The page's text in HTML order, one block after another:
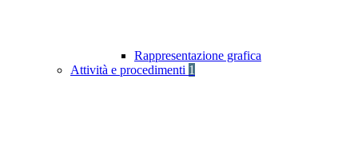
Rappresentazione grafica
Attività e procedimenti 1